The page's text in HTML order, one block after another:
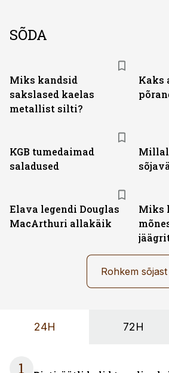
SÕDA
Miks kandsid
sakslased kaelas
metallist silti?
Kaks
KGB tumedaimad
saladused
Elava legendi Douglas
MacArthuri allakäik
Miks
Rohkem sõjast
24H 72H
1